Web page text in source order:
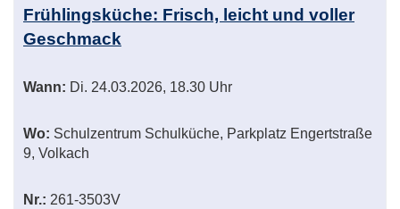
Frühlingsküche: Frisch, leicht und voller
Geschmack
Wann: Di. 24.03.2026, 18.30 Uhr
Wo: Schulzentrum Schulküche, Parkplatz Engertstraße
9, Volkach
Nr.: 261-3503V